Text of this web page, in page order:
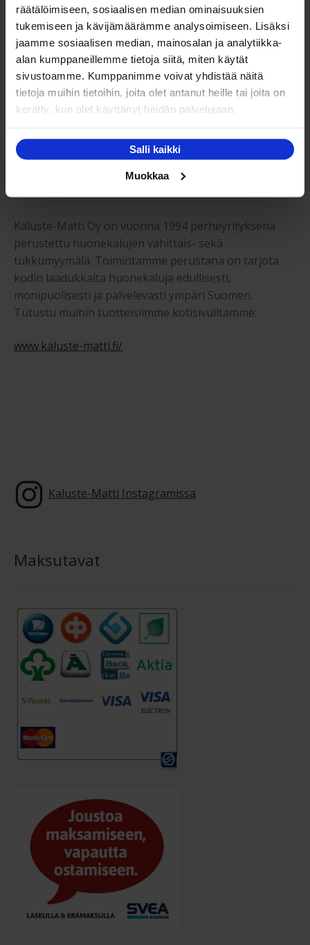
räätälöimiseen, sosiaalisen median ominaisuuksien
tukemiseen ja kävijämäärämme analysoimiseen. Lisäksi
jaamme sosiaalisen median, mainosalan ja analytiikka-
alan kumppaneillemme tietoja siitä, miten käytät
sivustoamme. Kumppanimme voivat yhdistää näitä
tietoja muihin tietoihin, joita olet antanut heille tai joita on
kerätty, kun olet käyttänyt heidän palvelujaan.
Salli kaikki
Muokkaa
Kaluste-Matin oma kuljetus on turvallinen tapa
tuotteiden toimitukseen. Saat varmemmin tuotteet
ehjänä perille - ja vieläpä sisäänkannettuna!
Kuljetuksen hinta Suomessa alk. 59€!
Kaluste-Matti Oy
Kaluste-Matti Oy on vuonna 1994 perheyrityksenä
perustettu huonekalujen vähittäis- sekä
tukkumyymälä. Toimintamme perustana on tarjota
kodin laadukkaita huonekaluja edullisesti,
monipuolisesti ja palvelevasti ympäri Suomen.
Tutustu muihin tuotteisiimme kotisivuiltamme:
www.kaluste-matti.fi/
Kaluste-Matti Instagramissa
Maksutavat